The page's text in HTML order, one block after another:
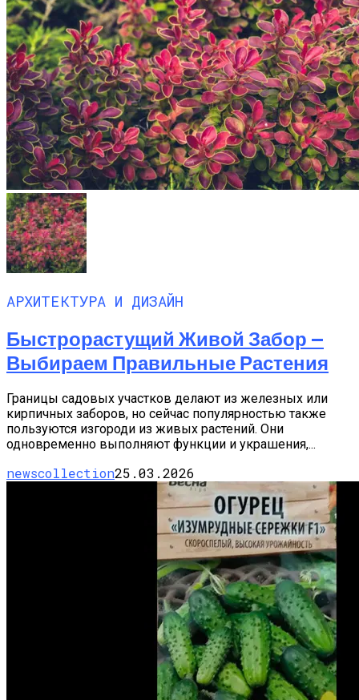
АРХИТЕКТУРА И ДИЗАЙН
Быстрорастущий Живой Забор —
Выбираем Правильные Растения
Границы садовых участков делают из железных или
кирпичных заборов, но сейчас популярностью также
пользуются изгороди из живых растений. Они
одновременно выполняют функции и украшения,...
newscollection25.03.2026